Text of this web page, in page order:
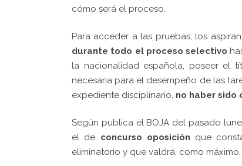
cómo será el proceso.
Para acceder a las pruebas, los
durante todo el proceso selectivo
la nacionalidad española, poseer el
necesaria para el desempeño de las
expediente disciplinario, no haber sido
Según publica el BOJA del pasado
el de concurso oposición que
eliminatorio y que valdrá, como